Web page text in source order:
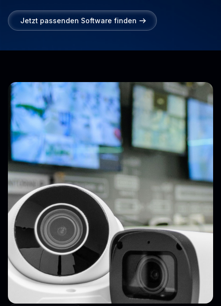
Jetzt passenden Software finden